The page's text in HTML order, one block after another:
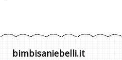
bimbisaniebelli.it